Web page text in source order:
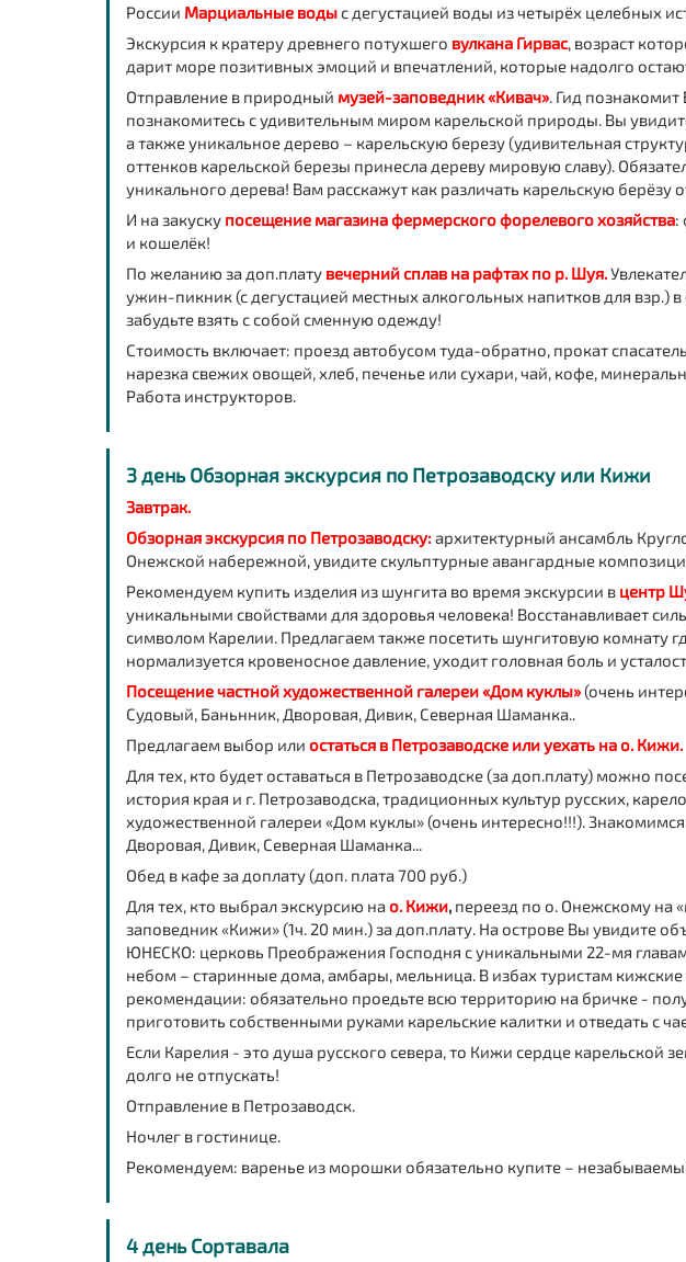
России Марциальные водыс дегустацией воды из четырёх целебных
Экскурсия к кратеру древнего потухшего вулкана Гирвас, возраст
дарит море позитивных эмоций и впечатлений, которые надолго
Отправление в природный музей-заповедник «Кивач». Гид
познакомитесь с удивительным миром карельской природы. Вы
а также уникальное дерево – карельскую березу (удивительная
оттенков карельской березы принесла дереву мировую славу).
уникального дерева! Вам расскажут как различать карельскую берёзу
И на закуску посещение магазина фермерского форелевого хозяйства:
и кошелёк!
По желанию за доп.плату вечерний сплав на рафтах по р. Шуя.
ужин-пикник (с дегустацией местных алкогольных напитков для взр.)
забудьте взять с собой сменную одежду!
Стоимость включает: проезд автобусом туда-обратно, прокат
нарезка свежих овощей, хлеб, печенье или сухари, чай, кофе,
Работа инструкторов.
3 день Обзорная экскурсия по Петрозаводску или Кижи
Завтрак.
Обзорная экскурсия по Петрозаводску: архитектурный ансамбль
Онежской набережной, увидите скульптурные авангардные
Рекомендуем купить изделия из шунгита во время экскурсии в центр
уникальными свойствами для здоровья человека! Восстанавливает
символом Карелии. Предлагаем также посетить шунгитовую комнату
нормализуется кровеносное давление, уходит головная боль и
Посещение частной художественной галереи «Дом куклы»(очень
Судовый, Баньнник, Дворовая, Дивик, Северная Шаманка..
Предлагаем выбор илиостаться в Петрозаводске или уехать на о. Кижи.
Для тех, кто будет оставаться в Петрозаводске (за доп.плату) можно
история края и г. Петрозаводска, традиционных культур русских,
художественной галереи «Дом куклы» (очень интересно!!!).
Дворовая, Дивик, Северная Шаманка...
Обед в кафе за доплату(доп. плата 700 руб.)
Для тех, кто выбрал экскурсию нао. Кижи, переезд по о. Онежскому на
заповедник «Кижи» (1ч. 20 мин.) за доп.плату. На острове Вы увидите
ЮНЕСКО: церковь Преображения Господня с уникальными 22-мя
небом – старинные дома, амбары, мельница. В избах туристам
рекомендации: обязательно проедьте всю территорию на бричке -
приготовить собственными руками карельские калитки и отведать с
Если Карелия - это душа русского севера, то Кижи сердце карельской
долго не отпускать!
Отправление в Петрозаводск
Ночлег в гостинице.
Рекомендуем: варенье из морошки обязательно купите –
4 день Сортавала